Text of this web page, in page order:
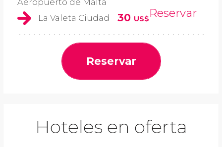
Aeropuerto de Malta
La Valeta Ciudad
30 US$Reservar
Reservar
Hoteles en oferta